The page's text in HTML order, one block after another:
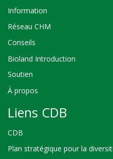
Information
Réseau CHM
Conseils
Bioland Introduction
Soutien
À propos
Liens CDB
CDB
Plan stratégique pour la